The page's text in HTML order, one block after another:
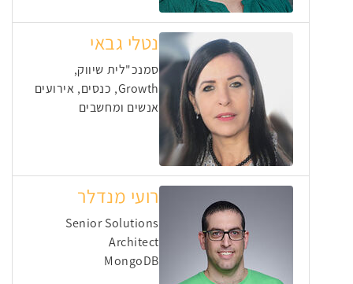
נטלי גבאי
סמנכ"לית שיווק,
Growth, כנסים, אירועים
אנשים ומחשבים
רועי מנדלר
Senior Solutions
Architect
MongoDB